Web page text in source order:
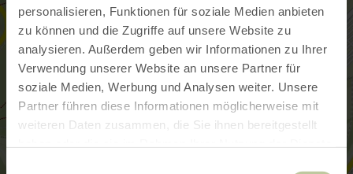
personalisieren, Funktionen für soziale Medien anbieten
zu können und die Zugriffe auf unsere Website zu
analysieren. Außerdem geben wir Informationen zu Ihrer
Verwendung unserer Website an unsere Partner für
soziale Medien, Werbung und Analysen weiter. Unsere
Partner führen diese Informationen möglicherweise mit
weiteren Daten zusammen, die Sie ihnen bereitgestellt